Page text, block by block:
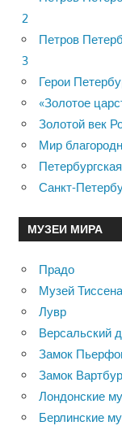
2
Петров
3
Герои
«Золотое
Золотой век
Мир
Санкт-
МУЗЕИ МИРА
Прадо
Музей
Лувр
Версальский
Замок
Замок
Лондонские
Берлинские